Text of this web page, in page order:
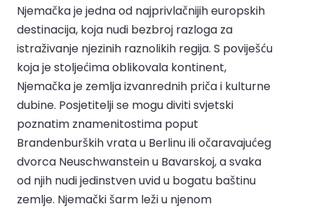
Njemačka je jedna od najprivlačnijih europskih
destinacija, koja nudi bezbroj razloga za
istraživanje njezinih raznolikih regija. S poviješću
koja je stoljećima oblikovala kontinent,
Njemačka je zemlja izvanrednih priča i kulturne
dubine. Posjetitelji se mogu diviti svjetski
poznatim znamenitostima poput
Brandenburških vrata u Berlinu ili očaravajućeg
dvorca Neuschwanstein u Bavarskoj, a svaka
od njih nudi jedinstven uvid u bogatu baštinu
zemlje. Njemački šarm leži u njenom